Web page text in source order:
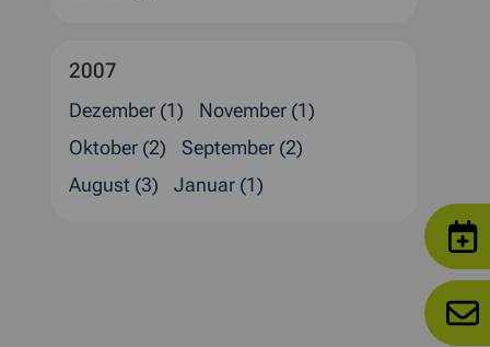
2007
Dezember (1)
November (1)
Oktober (2)
September (2)
August (3)
Januar (1)